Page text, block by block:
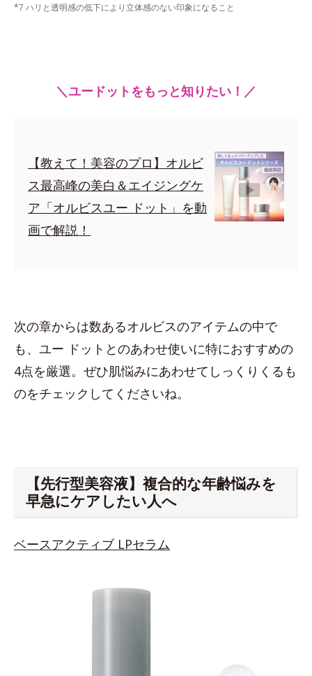
*7 ハリと透明感の低下により立体感のない印象になること
＼ユードットをもっと知りたい！／
【教えて！美容のプロ】オルビ
ス最高峰の美白＆エイジングケ
ア「オルビスユー ドット」を動
画で解説！
次の章からは数あるオルビスのアイテムの中で
も、ユー ドットとのあわせ使いに特におすすめの
4点を厳選。ぜひ肌悩みにあわせてしっくりくるも
のをチェックしてくださいね。
【先行型美容液】複合的な年齢悩みを
早急にケアしたい人へ
ベースアクティブ LPセラム